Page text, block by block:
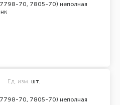
70, 7805-70) неполная
70, 7805-70) неполная
Ед. изм. шт.